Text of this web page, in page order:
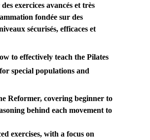
exercices avancés et très
fondée sur des
sécurisés, efficaces et
to effectively teach the Pilates
special populations and
Reformer, covering beginner to
behind each movement to
exercises, with a focus on